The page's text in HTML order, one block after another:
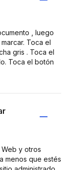
, luego
Toca el
gris . Toca el
Toca el botón
y otros
menos que estés